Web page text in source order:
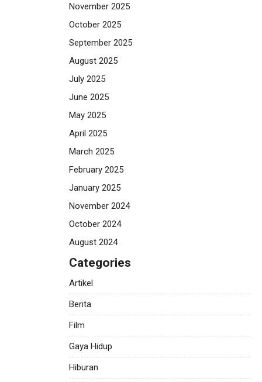
November 2025
October 2025
September 2025
August 2025
July 2025
June 2025
May 2025
April 2025
March 2025
February 2025
January 2025
November 2024
October 2024
August 2024
Categories
Artikel
Berita
Film
Gaya Hidup
Hiburan